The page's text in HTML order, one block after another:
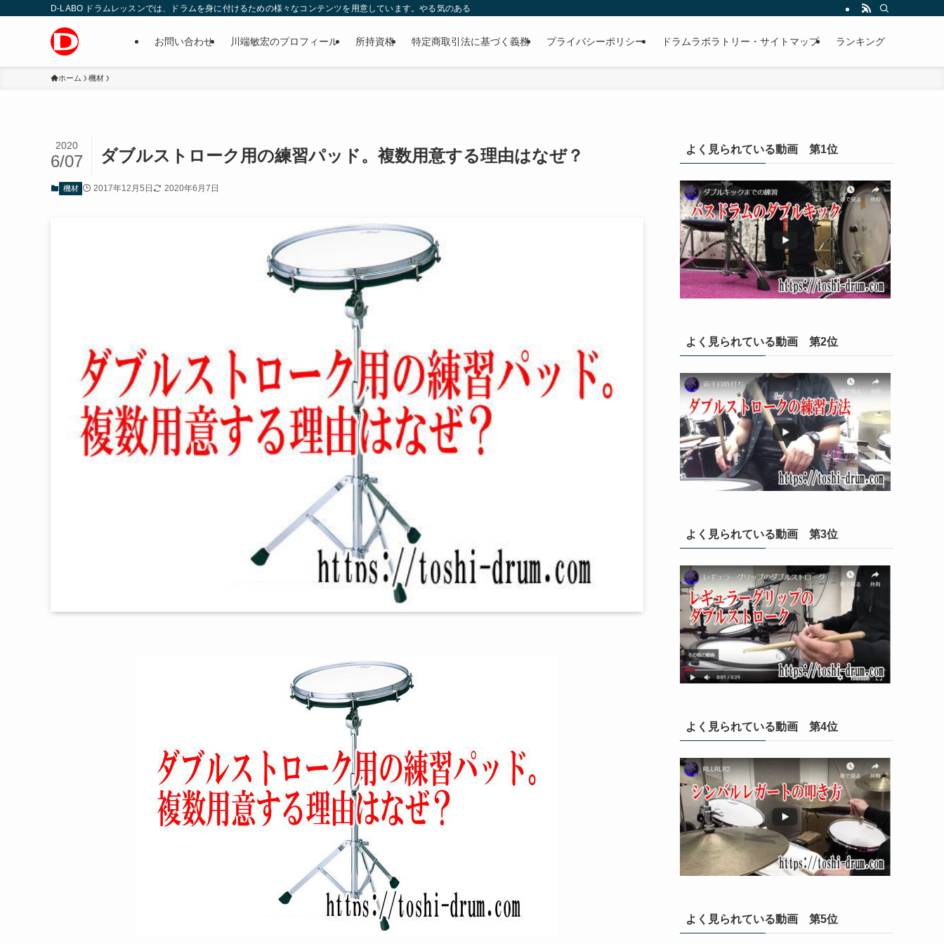
D-LABO ドラムレッスンでは、ドラムを身に付けるための様々なコンテンツを用意しています。やる気のあるドラマーさんをプロの入り口までご案内します！
お問い合わせ 川端敏宏のプロフィール 所持資格 特定商取引法に基づく義務 プライバシーポリシー ドラムラボラトリー・サイトマップ ランキング
ホーム 機材
ダブルストローク用の練習パッド。複数用意する理由はなぜ？
2020
6/07
機材 2017年12月5日 2020年6月7日
よく見られている動画 第1位
よく見られている動画 第2位
よく見られている動画 第3位
よく見られている動画 第4位
よく見られている動画 第5位